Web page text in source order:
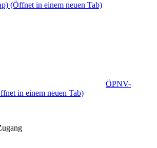
(Öffnet in einem neuen Tab)
ÖPNV-
in einem neuen Tab)